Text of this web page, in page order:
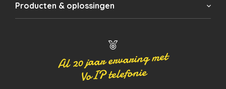
Producten & oplossingen
Al 20 jaar ervaring met
VoIP telefonie